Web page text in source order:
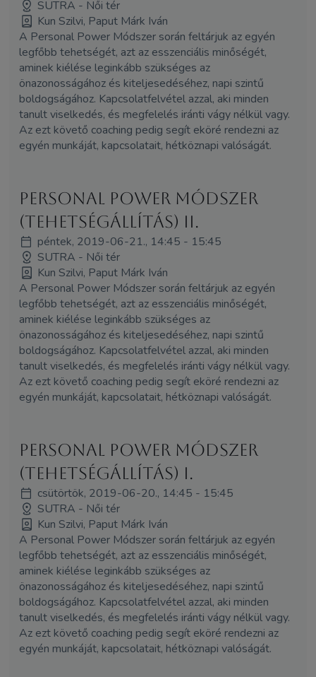
SUTRA - Női tér
Kun Szilvi, Paput Márk Iván
A Personal Power Módszer során feltárjuk az egyén
legfőbb tehetségét, azt az esszenciális minőségét,
aminek kiélése leginkább szükséges az
önazonosságához és kiteljesedéséhez, napi szintű
boldogságához. Kapcsolatfelvétel azzal, aki minden
tanult viselkedés, és megfelelés iránti vágy nélkül vagy.
Az ezt követő coaching pedig segít eköré rendezni az
egyén munkáját, kapcsolatait, hétköznapi valóságát.
Personal Power Módszer
(Tehetségállítás) II.
péntek, 2019-06-21., 14:45 - 15:45
SUTRA - Női tér
Kun Szilvi, Paput Márk Iván
A Personal Power Módszer során feltárjuk az egyén
legfőbb tehetségét, azt az esszenciális minőségét,
aminek kiélése leginkább szükséges az
önazonosságához és kiteljesedéséhez, napi szintű
boldogságához. Kapcsolatfelvétel azzal, aki minden
tanult viselkedés, és megfelelés iránti vágy nélkül vagy.
Az ezt követő coaching pedig segít eköré rendezni az
egyén munkáját, kapcsolatait, hétköznapi valóságát.
Personal Power Módszer
(Tehetségállítás) I.
csütörtök, 2019-06-20., 14:45 - 15:45
SUTRA - Női tér
Kun Szilvi, Paput Márk Iván
A Personal Power Módszer során feltárjuk az egyén
legfőbb tehetségét, azt az esszenciális minőségét,
aminek kiélése leginkább szükséges az
önazonosságához és kiteljesedéséhez, napi szintű
boldogságához. Kapcsolatfelvétel azzal, aki minden
tanult viselkedés, és megfelelés iránti vágy nélkül vagy.
Az ezt követő coaching pedig segít eköré rendezni az
egyén munkáját, kapcsolatait, hétköznapi valóságát.